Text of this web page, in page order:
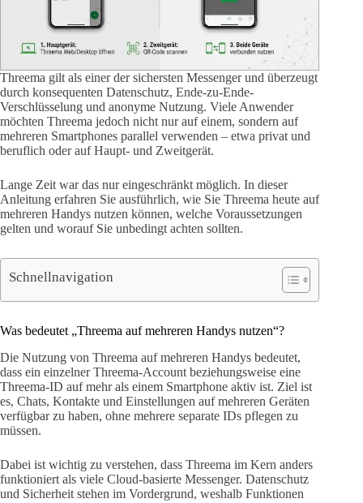
Threema gilt als einer der sichersten Messenger und überzeugt
durch konsequenten Datenschutz, Ende-zu-Ende-
Verschlüsselung und anonyme Nutzung. Viele Anwender
möchten Threema jedoch nicht nur auf einem, sondern auf
mehreren Smartphones parallel verwenden – etwa privat und
beruflich oder auf Haupt- und Zweitgerät.
Lange Zeit war das nur eingeschränkt möglich. In dieser
Anleitung erfahren Sie ausführlich, wie Sie Threema heute auf
mehreren Handys nutzen können, welche Voraussetzungen
gelten und worauf Sie unbedingt achten sollten.
Schnellnavigation
Was bedeutet „Threema auf mehreren Handys nutzen“?
Die Nutzung von Threema auf mehreren Handys bedeutet,
dass ein einzelner Threema-Account beziehungsweise eine
Threema-ID auf mehr als einem Smartphone aktiv ist. Ziel ist
es, Chats, Kontakte und Einstellungen auf mehreren Geräten
verfügbar zu haben, ohne mehrere separate IDs pflegen zu
müssen.
Dabei ist wichtig zu verstehen, dass Threema im Kern anders
funktioniert als viele Cloud-basierte Messenger. Datenschutz
und Sicherheit stehen im Vordergrund, weshalb Funktionen